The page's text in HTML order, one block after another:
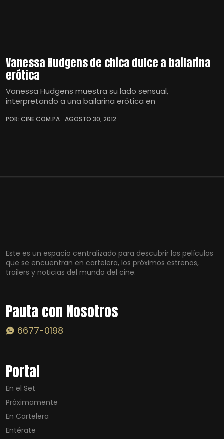
Vanessa Hudgens de chica dulce a bailarina
erótica
Vanessa Hudgens muestra su lado sensual,
interpretando a una bailarina erótica en
POR: CINE.COM.PA AGOSTO 30, 2012
Este es un espacio centralizado para descubrir las películas
que se encuentran en cartelera, los próximos estrenos,
trailers y noticias del mundo del cine.
Pauta con Nosotros
6677-0198
Portal
En el Set
Próximamente
En Cartelera
Entérate